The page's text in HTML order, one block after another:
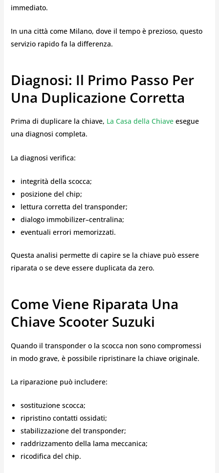
immediato.
In una città come Milano, dove il tempo è prezioso, questo
servizio rapido fa la differenza.
Diagnosi: Il Primo Passo Per
Una Duplicazione Corretta
Prima di duplicare la chiave, La Casa della Chiaveesegue
una diagnosi completa.
La diagnosi verifica:
integrità della scocca;
posizione del chip;
lettura corretta del transponder;
dialogo immobilizer–centralina;
eventuali errori memorizzati.
Questa analisi permette di capire se la chiave può essere
riparata o se deve essere duplicata da zero.
Come Viene Riparata Una
Chiave Scooter Suzuki
Quando il transponder o la scocca non sono compromessi
in modo grave, è possibile ripristinare la chiave originale.
La riparazione può includere:
sostituzione scocca;
ripristino contatti ossidati;
stabilizzazione del transponder;
raddrizzamento della lama meccanica;
ricodifica del chip.